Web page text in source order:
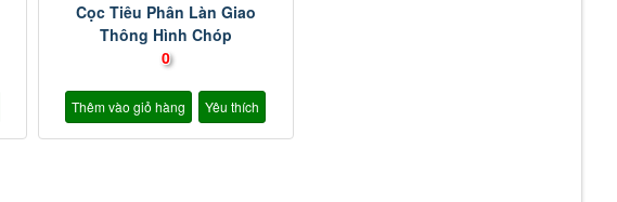
Cọc Tiêu Phân Làn Giao
Thông Hình Chóp
0
Thêm vào giỏ hàng Yêu thích